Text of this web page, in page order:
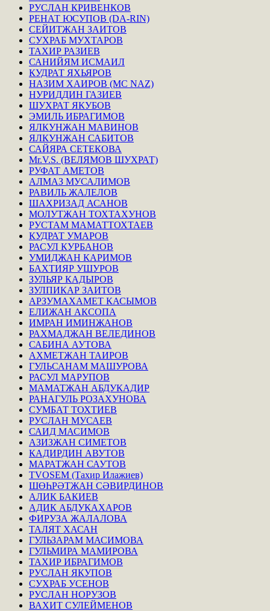
РУСЛАН КРИВЕНКОВ
РЕНАТ ЮСУПОВ (DA-RIN)
СЕЙИТЖАН ЗАИТОВ
СУХРАБ МУХТАРОВ
ТАХИР РАЗИЕВ
САНИЙЯМ ИСМАИЛ
КУДРАТ ЯХЬЯРОВ
НАЗИМ ХАИРОВ (MC NAZ)
НУРИДДИН ГАЗИЕВ
ШУХРАТ ЯКУБОВ
ЭМИЛЬ ИБРАГИМОВ
ЯЛКУНЖАН МАВИНОВ
ЯЛКУНЖАН САБИТОВ
САЙЯРА СЕТЕКОВА
Mr.V.S. (ВЕЛЯМОВ ШУХРАТ)
РУФАТ АМЕТОВ
АЛМАЗ МУСАЛИМОВ
РАВИЛЬ ЖАЛЕЛОВ
ШАХРИЗАД АСАНОВ
МОЛУТЖАН ТОХТАХУНОВ
РУСТАМ МАМАТТОХТАЕВ
КУДРАТ УМАРОВ
РАСУЛ КУРБАНОВ
УМИДЖАН КАРИМОВ
БАХТИЯР УШУРОВ
ЗУЛЬЯР КАДЫРОВ
ЗУЛПИКАР ЗАИТОВ
АРЗУМАХАМЕТ КАСЫМОВ
ЕЛИЖАН АКСОПА
ИМРАН ИМИНЖАНОВ
РАХМАДЖАН ВЕЛЕДИНОВ
САБИНА АУТОВА
АХМЕТЖАН ТАИРОВ
ГУЛЬСАНАМ МАШУРОВА
РАСУЛ МАРУПОВ
МАМАТЖАН АБДУКАДИР
РАНАГУЛЬ РОЗАХУНОВА
СУМБАТ ТОХТИЕВ
РУСЛАН МУСАЕВ
САИД МАСИМОВ
АЗИЗЖАН СИМЕТОВ
КАДИРДИН АВУТОВ
МАРАТЖАН САУТОВ
TVOSEM (Тахир Илажиев)
ШӨҺРӘТЖАН СӘВИРДИНОВ
АЛИК БАКИЕВ
АДИК АБДУКАХАРОВ
ФИРУЗА ЖАЛАЛОВА
ТАЛЯТ ХАСАН
ГУЛЬЗАРАМ МАСИМОВА
ГУЛЬМИРА МАМИРОВА
ТАХИР ИБРАГИМОВ
РУСЛАН ЯКУПОВ
СУХРАБ УСЕНОВ
РУСЛАН НОРУЗОВ
ВАХИТ СУЛЕЙМЕНОВ